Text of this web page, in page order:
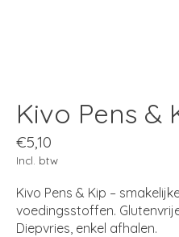
Kivo Pens &
€5,10
Incl. btw
Kivo Pens & Kip –
voedingsstoffen.
Diepvries, enkel afhalen.